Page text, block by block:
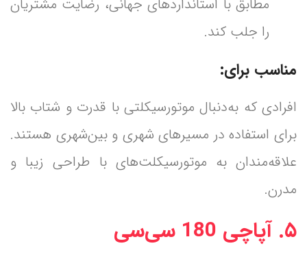
مطابق با استانداردهای جهانی، رضایت مشتریان
را جلب کند.
مناسب برای:
افرادی که به‌دنبال موتورسیکلتی با قدرت و شتاب بالا
برای استفاده در مسیرهای شهری و بین‌شهری هستند.
علاقه‌مندان به موتورسیکلت‌های با طراحی زیبا و
مدرن.
۵. آپاچی 180 سی‌سی